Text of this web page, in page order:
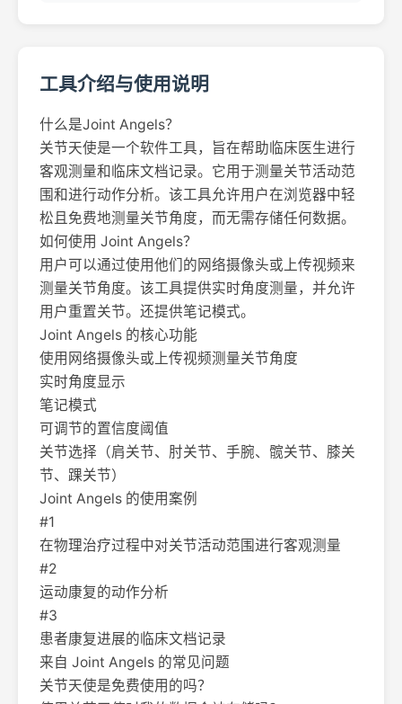
工具介绍与使用说明
什么是Joint Angels？
关节天使是一个软件工具，旨在帮助临床医生进行
客观测量和临床文档记录。它用于测量关节活动范
围和进行动作分析。该工具允许用户在浏览器中轻
松且免费地测量关节角度，而无需存储任何数据。
如何使用 Joint Angels？
用户可以通过使用他们的网络摄像头或上传视频来
测量关节角度。该工具提供实时角度测量，并允许
用户重置关节。还提供笔记模式。
Joint Angels 的核心功能
使用网络摄像头或上传视频测量关节角度
实时角度显示
笔记模式
可调节的置信度阈值
关节选择（肩关节、肘关节、手腕、髋关节、膝关
节、踝关节）
Joint Angels 的使用案例
#1
在物理治疗过程中对关节活动范围进行客观测量
#2
运动康复的动作分析
#3
患者康复进展的临床文档记录
来自 Joint Angels 的常见问题
关节天使是免费使用的吗？